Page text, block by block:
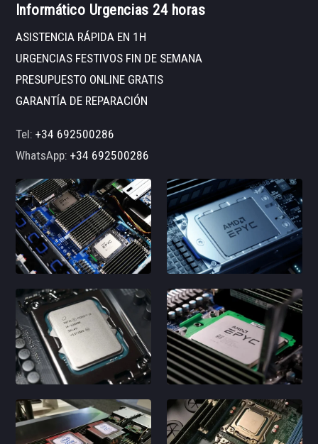
Informático Urgencias 24 horas
ASISTENCIA RÁPIDA EN 1H
URGENCIAS FESTIVOS FIN DE SEMANA
PRESUPUESTO ONLINE GRATIS
GARANTÍA DE REPARACIÓN
Tel:+34 692500286
WhatsApp:+34 692500286